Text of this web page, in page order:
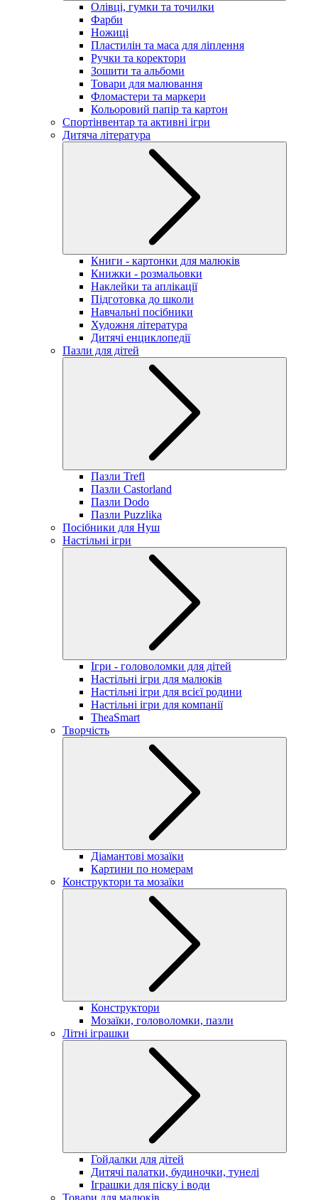
Олівці, гумки та точилки
Фарби
Ножиці
Пластилін та маса для ліплення
Ручки та коректори
Зошити та альбоми
Товари для малювання
Фломастери та маркери
Кольоровий папір та картон
Спортінвентар та активні ігри
Дитяча література
Книги - картонки для малюків
Книжки - розмальовки
Наклейки та аплікації
Підготовка до школи
Навчальні посібники
Художня література
Дитячі енциклопедії
Пазли для дітей
Пазли Trefl
Пазли Castorland
Пазли Dodo
Пазли Puzzlika
Посібники для Нуш
Настільні ігри
Ігри - головоломки для дітей
Настільні ігри для малюків
Настільні ігри для всієї родини
Настільні ігри для компанії
TheaSmart
Творчість
Діамантові мозаїки
Картини по номерам
Конструктори та мозаїки
Конструктори
Мозаїки, головоломки, пазли
Літні іграшки
Гойдалки для дітей
Дитячі палатки, будиночки, тунелі
Іграшки для піску і води
Товари для малюків